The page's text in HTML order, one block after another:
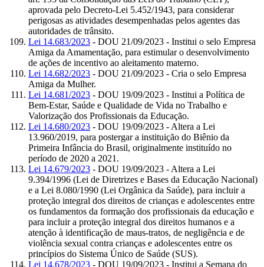
aprovada pelo Decreto-Lei 5.452/1943, para considerar
perigosas as atividades desempenhadas pelos agentes das
autoridades de trânsito.
Lei 14.683/2023 - DOU 21/09/2023 - Institui o selo Empresa
Amiga da Amamentação, para estimular o desenvolvimento
de ações de incentivo ao aleitamento materno.
Lei 14.682/2023 - DOU 21/09/2023 - Cria o selo Empresa
Amiga da Mulher.
Lei 14.681/2023 - DOU 19/09/2023 - Institui a Política de
Bem-Estar, Saúde e Qualidade de Vida no Trabalho e
Valorização dos Profissionais da Educação.
Lei 14.680/2023 - DOU 19/09/2023 - Altera a Lei
13.960/2019, para postergar a instituição do Biênio da
Primeira Infância do Brasil, originalmente instituído no
período de 2020 a 2021.
Lei 14.679/2023 - DOU 19/09/2023 - Altera a Lei
9.394/1996 (Lei de Diretrizes e Bases da Educação Nacional)
e a Lei 8.080/1990 (Lei Orgânica da Saúde), para incluir a
proteção integral dos direitos de crianças e adolescentes entre
os fundamentos da formação dos profissionais da educação e
para incluir a proteção integral dos direitos humanos e a
atenção à identificação de maus-tratos, de negligência e de
violência sexual contra crianças e adolescentes entre os
princípios do Sistema Único de Saúde (SUS).
Lei 14.678/2023 - DOU 19/09/2023 - Institui a Semana do